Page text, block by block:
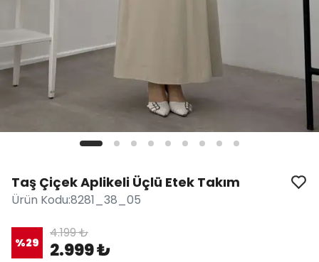
Taş Çiçek Aplikeli Üçlü Etek Takım
Ürün Kodu:8281_38_05
%29
4.199 ₺
2.999 ₺